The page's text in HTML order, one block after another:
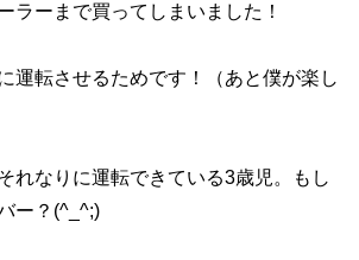
ラーまで買ってしまいました！
運転させるためです！（あと僕が楽し
れなりに運転できている3歳児。もし
ー？(^_^;)